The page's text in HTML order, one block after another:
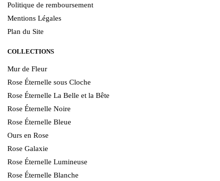
Politique de remboursement
Mentions Légales
Plan du Site
COLLECTIONS
Mur de Fleur
Rose Éternelle sous Cloche
Rose Éternelle La Belle et la Bête
Rose Éternelle Noire
Rose Éternelle Bleue
Ours en Rose
Rose Galaxie
Rose Éternelle Lumineuse
Rose Éternelle Blanche